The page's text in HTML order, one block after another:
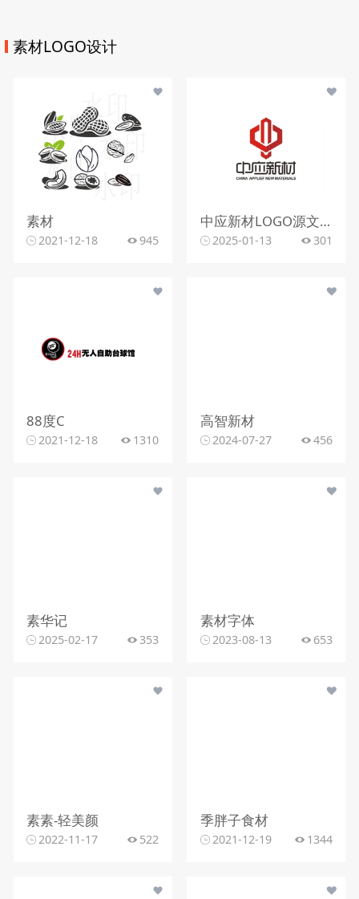
素材LOGO设计
素材
2021-12-18 945
中应新材LOGO源文件
2025-01-13 301
88度C
2021-12-18 1310
高智新材
2024-07-27 456
素华记
2025-02-17 353
素材字体
2023-08-13 653
素素-轻美颜
2022-11-17 522
季胖子食材
2021-12-19 1344